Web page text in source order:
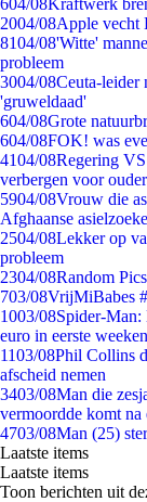
604/08Kraftwerk
2004/08Apple vecht
8104/08'Witte'
probleem
3004/08Ceuta-leider
'gruweldaad'
604/08Grote
604/08FOK! was
4104/08Regering
verbergen voor
5904/08Vrouw die
Afghaanse
2504/08Lekker op
probleem
2304/08Random
703/08VrijMiBabes
1003/08Spider-
euro in eerste
1103/08Phil Collins
afscheid nemen
3403/08Man die
vermoordde komt
4703/08Man (25)
Laatste items
Laatste items
Toon berichten uit